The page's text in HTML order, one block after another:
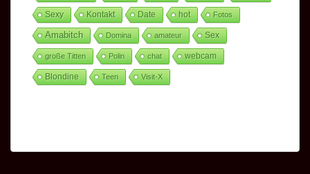
Sexy Kontakt Date hot Fotos
Amabitch Domina amateur Sex
große Titten Polin chat webcam
Blondine Teen Visit-X